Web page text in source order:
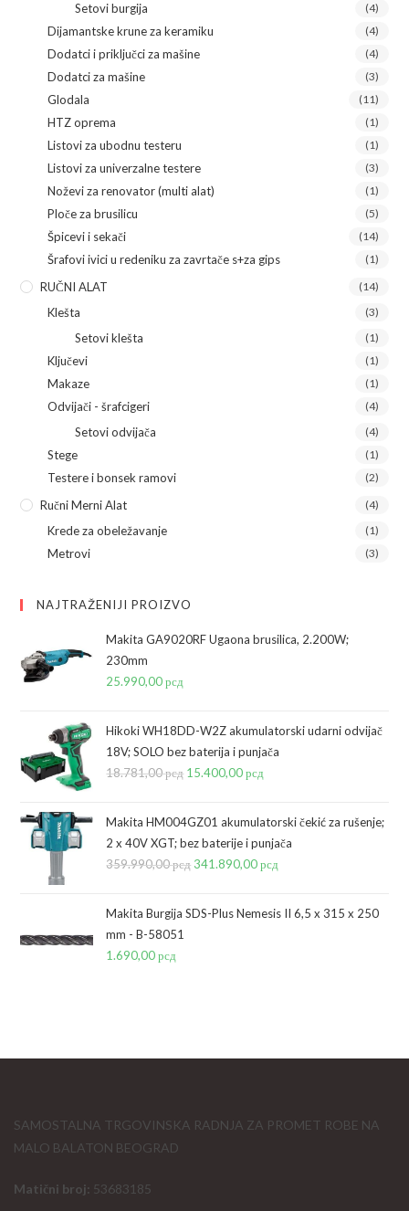
Setovi burgija (4)
Dijamantske krune za keramiku (4)
Dodatci i priključci za mašine (4)
Dodatci za mašine (3)
Glodala (11)
HTZ oprema (1)
Listovi za ubodnu testeru (1)
Listovi za univerzalne testere (3)
Noževi za renovator (multi alat) (1)
Ploče za brusilicu (5)
Špicevi i sekači (14)
Šrafovi ivici u redeniku za zavrtače s+za gips (1)
RUČNI ALAT (14)
Klešta (3)
Setovi klešta (1)
Ključevi (1)
Makaze (1)
Odvijači - šrafcigeri (4)
Setovi odvijača (4)
Stege (1)
Testere i bonsek ramovi (2)
Ručni Merni Alat (4)
Krede za obeležavanje (1)
Metrovi (3)
NAJTRAŽENIJI PROIZVO
Makita GA9020RF Ugaona brusilica, 2.200W;
230mm
25.990,00рсд
Hikoki WH18DD-W2Z akumulatorski udarni odvijač
18V; SOLO bez baterija i punjača
18.781,00рсд Originalna
je
bila:
18.781,00 рсд.
15.400,00рсд
je:
15.400,00 рсд.
Makita HM004GZ01 akumulatorski čekić za rušenje;
2 x 40V XGT; bez baterije i punjača
359.990,00рсд Originalna
je
341.890,00рсд
je:
Makita Burgija SDS-Plus Nemesis II 6,5 x 315 x 250
mm - B-58051
1.690,00рсд
SAMOSTALNA TRGOVINSKA RADNJA ZA PROMET ROBE NA
MALO BALATON BEOGRAD
Matični broj: 53683185